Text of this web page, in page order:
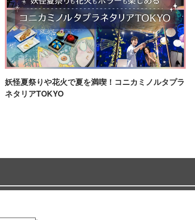
妖怪夏祭りや花火で夏を満喫！コニカミノルタプラ
ネタリアTOKYO